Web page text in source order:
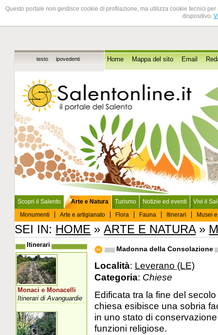
Questo portale non gestisce cookie di profilazione, ma utilizza cookie tecnici
dispositivo.
testo ipovedenti Home Mappa del sito Email
Scopri il Salento
Arte e Natura
Monumenti
Arte e artigianato Flora Fauna Itinerari Musei
Turismo Notizie ed eventi Vivi il
SEI IN: HOME »ARTE E NATURA»
Madonna della Consolazione
Località: Leverano (LE)
Categoria: Chiese
Edificata tra la fine del
chiesa esibisce una sobria
in uno stato di
funzioni religiose.
Itinerari
Monaci e Monacelli
Itinerari di Avanguardie